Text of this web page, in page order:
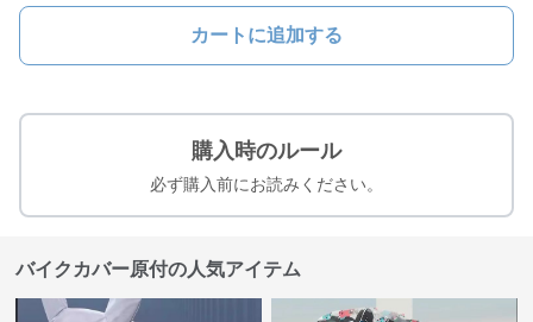
カートに追加する
購入時のルール
必ず購入前にお読みください。
バイクカバー原付の人気アイテム